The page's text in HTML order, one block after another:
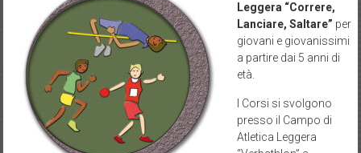
Leggera “Correre,
Lanciare, Saltare” per
giovani e giovanissimi
a partire dai 5 anni di
età.
I Corsi si svolgono
presso il Campo di
Atletica Leggera